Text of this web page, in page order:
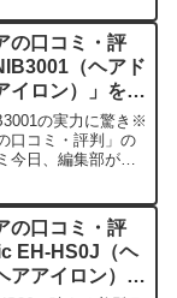
の口コミ・評
（ヘアド
イロン）」を実
直感想の実力に驚き※
口コミ・評判」の
日、編集部が紹
の口コミ・評
EH-HS0J（ヘ
アアイロン）」